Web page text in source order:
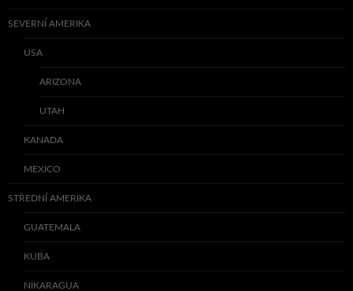
SEVERNÍ AMERIKA
USA
ARIZONA
UTAH
KANADA
MEXICO
STŘEDNÍ AMERIKA
GUATEMALA
KUBA
NIKARAGUA